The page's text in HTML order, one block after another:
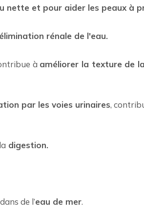
nette et pour aider les peaux à
élimination rénale de l'eau.
à améliorer la texture de
par les voies urinaires,
digestion.
de l’eau de mer.